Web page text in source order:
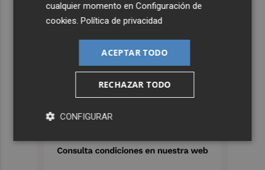
cualquier momento enConfiguración de
cookies.Política de privacidad
ACEPTAR TODO
RECHAZAR TODO
CONFIGURAR